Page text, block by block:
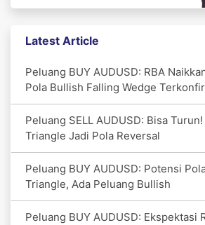
Latest Article
Peluang BUY AUDUSD: RBA
Pola Bullish Falling Wedge
Peluang SELL AUDUSD: Bisa
Triangle Jadi Pola Reversal
Peluang BUY AUDUSD: Potensi
Triangle, Ada Peluang Bullish
Peluang BUY AUDUSD: Ekspektasi